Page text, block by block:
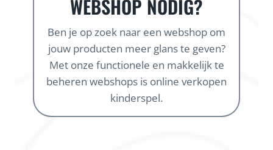
WEBSHOP NODIG?
Ben je op zoek naar een webshop om
jouw producten meer glans te geven?
Met onze functionele en makkelijk te
beheren webshops is online verkopen
kinderspel.